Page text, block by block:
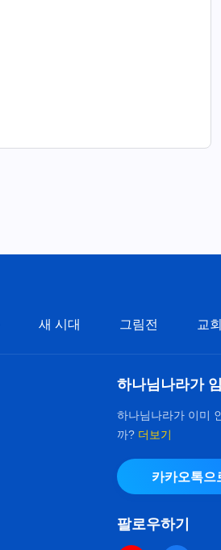
새 시대 그림전 교
하나님나라가
하나님나라가 이미
까? 더보기
카카오톡으
팔로우하기